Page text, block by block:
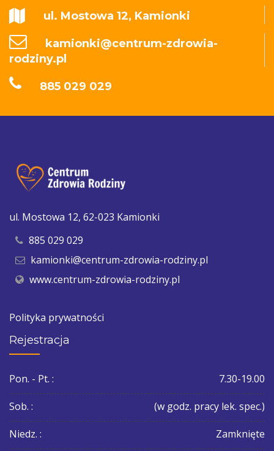
ul. Mostowa 12, Kamionki
kamionki@centrum-zdrowia-
rodziny.pl
885 029 029
ul. Mostowa 12, 62-023 Kamionki
885 029 029
kamionki@centrum-zdrowia-rodziny.pl
www.centrum-zdrowia-rodziny.pl
Polityka prywatności
Rejestracja
Pon. - Pt. : 7.30-19.00
Sob. : (w godz. pracy lek. spec.)
Niedz. : Zamknięte